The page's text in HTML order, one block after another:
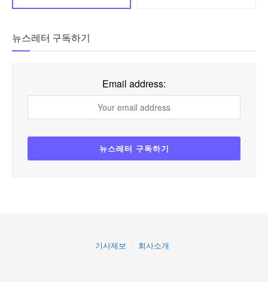
뉴스레터 구독하기
Email address:
기사제보 회사소개